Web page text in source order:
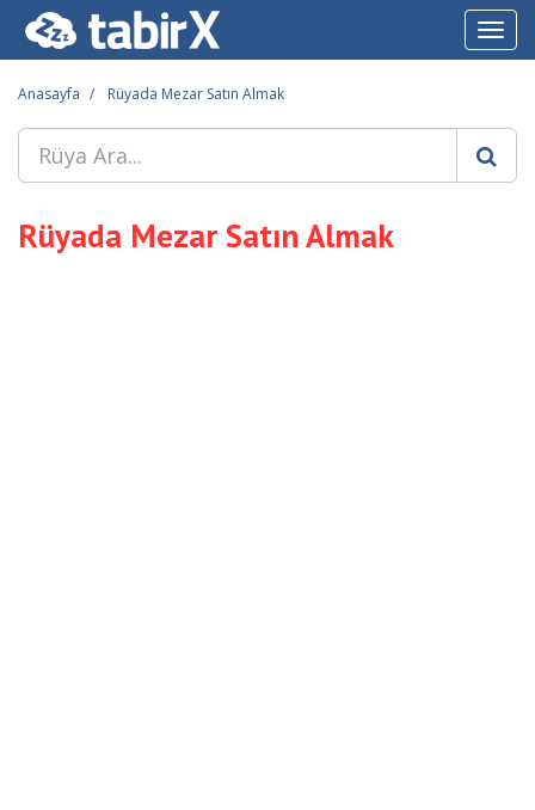
Anasayfa Rüyada Mezar Satın Almak
Rüyada Mezar Satın Almak